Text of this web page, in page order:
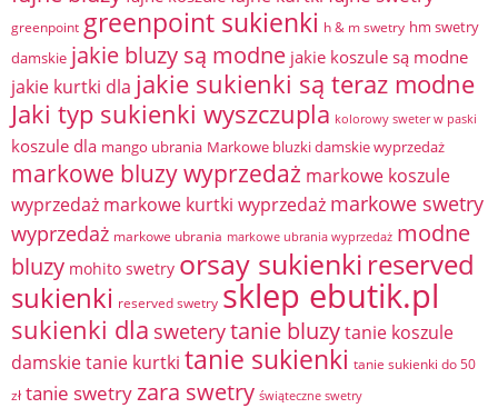
greenpoint greenpoint sukienki h & m swetry hm swetry
damskie jakie bluzy są modne jakie koszule są modne
jakie kurtki dla jakie sukienki są teraz modne
Jaki typ sukienki wyszczupla kolorowy sweter w paski
koszule dla mango ubrania Markowe bluzki damskie wyprzedaż
markowe bluzy wyprzedaż markowe koszule
wyprzedaż markowe kurtki wyprzedaż markowe swetry
wyprzedaż markowe ubrania markowe ubrania wyprzedaż modne
bluzy mohito swetry orsay sukienki reserved
sukienki reserved swetry sklep ebutik.pl
sukienki dla sweterytanie bluzytanie koszule
damskietanie kurtki tanie sukienki tanie sukienki do 50
zł tanie swetryzara swetry świąteczne swetry